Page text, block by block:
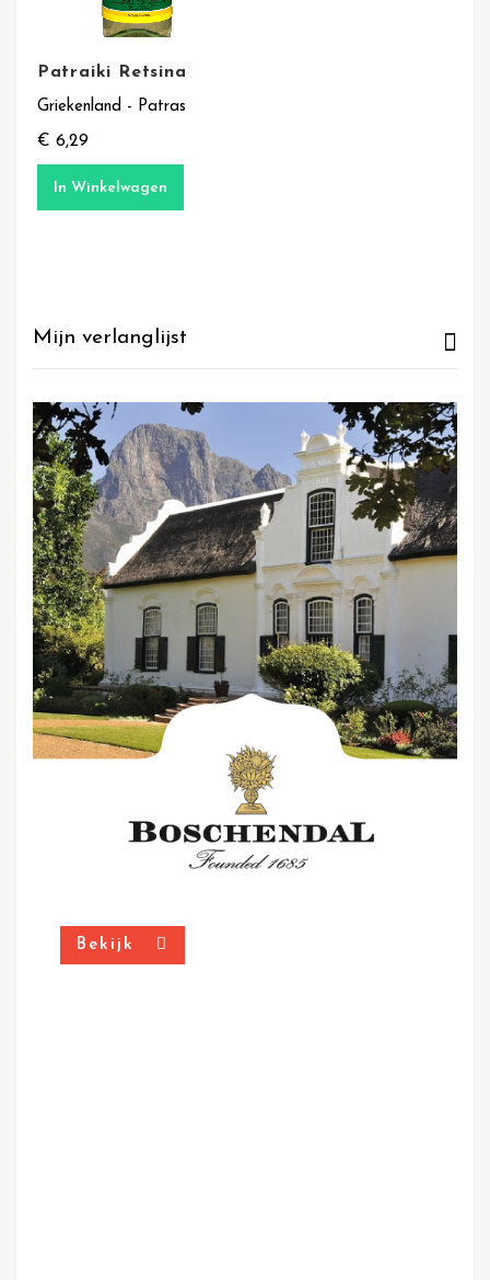
Patraiki Retsina
Griekenland - Patras
€ 6,29
In Winkelwagen
Mijn verlanglijst
Bekijk